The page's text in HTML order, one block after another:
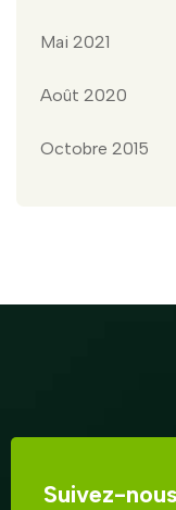
Mai 2021
Août 2020
Octobre 2015
Suivez-